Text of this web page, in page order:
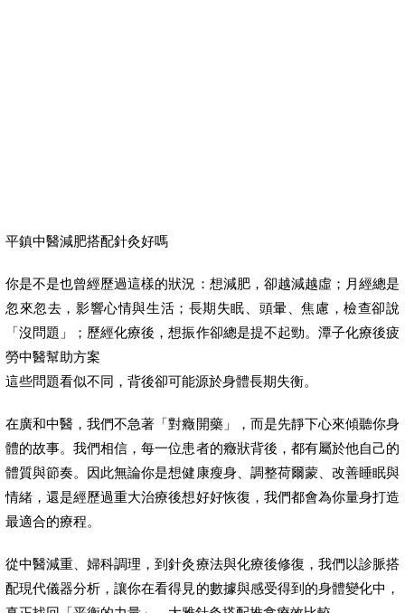
平鎮中醫減肥搭配針灸好嗎
你是不是也曾經歷過這樣的狀況：想減肥，卻越減越虛；月經總是
忽來忽去，影響心情與生活；長期失眠、頭暈、焦慮，檢查卻說
「沒問題」；歷經化療後，想振作卻總是提不起勁。潭子化療後疲
勞中醫幫助方案
這些問題看似不同，背後卻可能源於身體長期失衡。
在廣和中醫，我們不急著「對癥開藥」，而是先靜下心來傾聽你身
體的故事。我們相信，每一位患者的癥狀背後，都有屬於他自己的
體質與節奏。因此無論你是想健康瘦身、調整荷爾蒙、改善睡眠與
情緒，還是經歷過重大治療後想好好恢復，我們都會為你量身打造
最適合的療程。
從中醫減重、婦科調理，到針灸療法與化療後修復，我們以診脈搭
配現代儀器分析，讓你在看得見的數據與感受得到的身體變化中，